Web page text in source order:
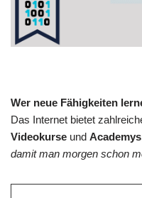
Wer neue Fähigkeiten
Das Internet bietet
Videokurse und Academys
damit man morgen schon